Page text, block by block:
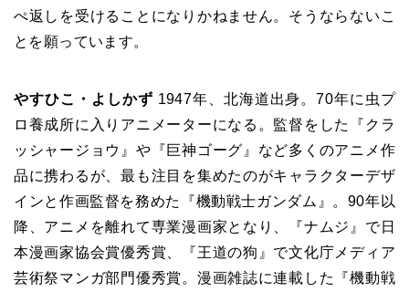
ぺ返しを受けることになりかねません。そうならないこ
とを願っています。
やすひこ・よしかず 1947年、北海道出身。70年に虫プ
ロ養成所に入りアニメーターになる。監督をした『クラ
ッシャージョウ』や『巨神ゴーグ』など多くのアニメ作
品に携わるが、最も注目を集めたのがキャラクターデザ
インと作画監督を務めた『機動戦士ガンダム』。90年以
降、アニメを離れて専業漫画家となり、『ナムジ』で日
本漫画家協会賞優秀賞、『王道の狗』で文化庁メディア
芸術祭マンガ部門優秀賞。漫画雑誌に連載した『機動戦